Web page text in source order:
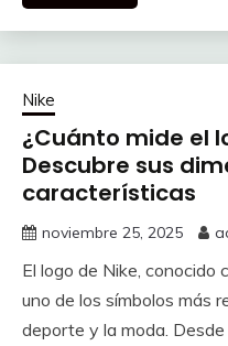
Nike
¿Cuánto mide el
Descubre sus
características
noviembre 25, 2025
El logo de Nike, conocido
uno de los símbolos más
deporte y la moda. Desde